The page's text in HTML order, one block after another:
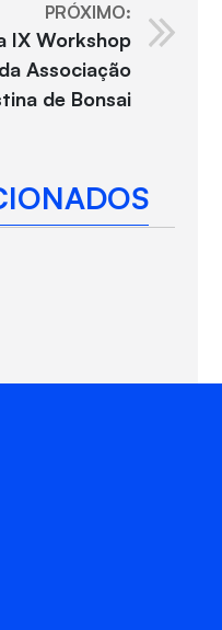
PRÓXIMO:
IX Workshop
Associação
de Bonsai